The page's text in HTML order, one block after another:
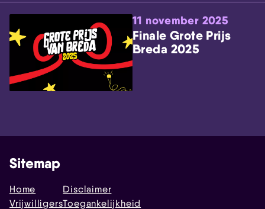
11 november 2025
Finale Grote Prijs
Breda 2025
Sitemap
Home
Vrijwilligers
Disclaimer
Toegankelijkheid